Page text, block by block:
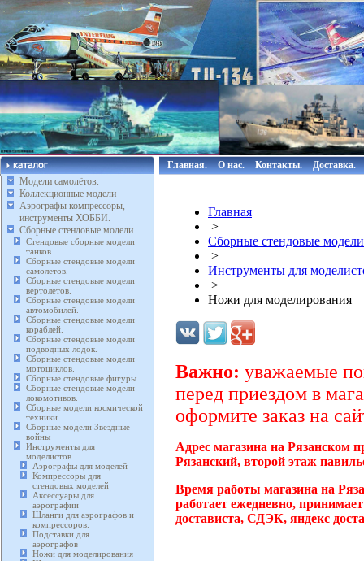
Модели самолётов.
Коллекционные модели
Аэрографы компрессоры,
инструменты ХОББИ.
Сборные стендовые модели.
Стендовые сборные модели
танков.
Сборные стендовые модели
самолетов.
Сборные стендовые модели
вертолетов.
Сборные стендовые модели
автомобилей.
Сборные стендовые модели
кораблей.
Сборные стендовые модели
подводных лодок.
Сборные стендовые модели
мотоциклов.
Сборные стендовые фигуры.
Сборные стендовые модели
локомотивов.
Сборные модели космической
техники
Сборные модели Звездные
войны
Инструменты для
моделистов
Аэрографы для моделей
Компрессоры для
стендовых моделей
Аксессуары для
аэрографии
Шланги для аэрографов и
компрессоров.
Подставки для
аэрографов
Ножи для моделирования
Главная. О нас. Контакты. Доставка.
Главная
>
Сборные стендовые
>
Инструменты для
>
Ножи для моделирования
Важно: уважаемые
перед приездом в
оформите заказ на
Адрес магазина на Рязанском
Рязанский, второй этаж
Время работы магазина на
работает ежедневно,
достависта, СДЭК, яндекс